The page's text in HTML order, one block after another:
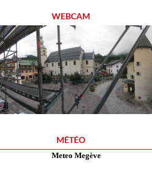
WEBCAM
MÉTÉO
Meteo Megève